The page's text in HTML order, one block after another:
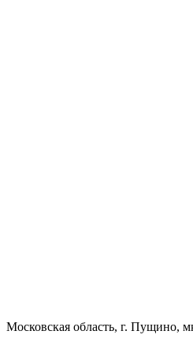
Московская область, г. Пущино,